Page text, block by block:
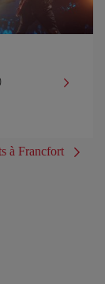
à Francfort